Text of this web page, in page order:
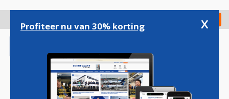
gaan
Check in
Profiteer nu van 30% korting x